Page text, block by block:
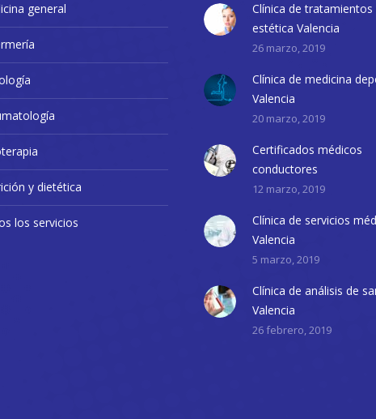
general
y dietética
los servicios
Clínica de tratamientos
estética Valencia
26 marzo, 2019
Clínica de medicina
Valencia
20 marzo, 2019
Certificados médicos
conductores
12 marzo, 2019
Clínica de servicios
Valencia
5 marzo, 2019
Clínica de análisis de
Valencia
26 febrero, 2019